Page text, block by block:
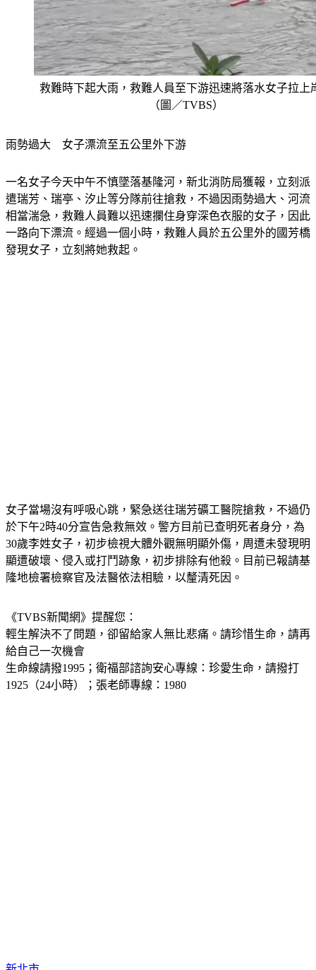
救難時下起大雨，救難人員至下游迅速將落水女子拉上
（圖／TVBS）
雨勢過大　女子漂流至五公里外下游
一名女子今天中午不慎墜落基隆河，新北消防局獲報，立刻派
遣瑞芳、瑞亭、汐止等分隊前往搶救，不過因雨勢過大、河流
相當湍急，救難人員難以迅速攔住身穿深色衣服的女子，因此
一路向下漂流。經過一個小時，救難人員於五公里外的國芳橋
發現女子，立刻將她救起。
女子當場沒有呼吸心跳，緊急送往瑞芳礦工醫院搶救，不過仍
於下午2時40分宣告急救無效。警方目前已查明死者身分，為
30歲李姓女子，初步檢視大體外觀無明顯外傷，周遭未發現明
顯遭破壞、侵入或打鬥跡象，初步排除有他殺。目前已報請基
隆地檢署檢察官及法醫依法相驗，以釐清死因。
《TVBS新聞網》提醒您：
輕生解決不了問題，卻留給家人無比悲痛。請珍惜生命，請再
給自己一次機會
生命線請撥1995；衛福部諮詢安心專線：珍愛生命，請撥打
1925（24小時）；張老師專線：1980